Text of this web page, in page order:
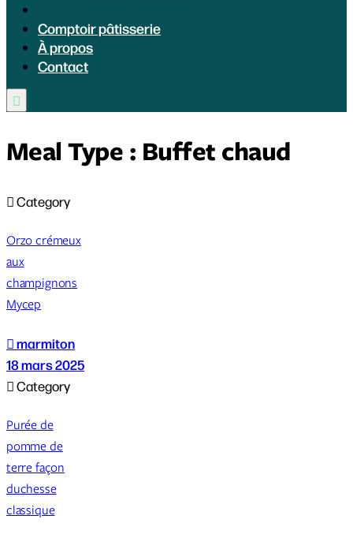
Comptoir pâtisserie
À propos
Contact

Meal Type : Buffet chaud
Category
Orzo crémeux
aux
champignons
Mycep
marmiton
18 mars 2025
Category
Purée de
pomme de
terre façon
duchesse
classique